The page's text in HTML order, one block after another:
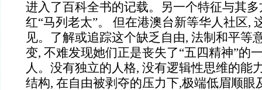
进入了百科全书的记载。另一个特征与其
红“马列老太”。 但在港澳台新等华人社区,
见。了解或追踪这个缺乏自由, 法制和平等
变, 不难发现她们正是丧失了“五四精神”的
人。没有独立的人格, 没有逻辑性思维的能
结构, 在自由被剥夺的压力下,极端低眉顺眼